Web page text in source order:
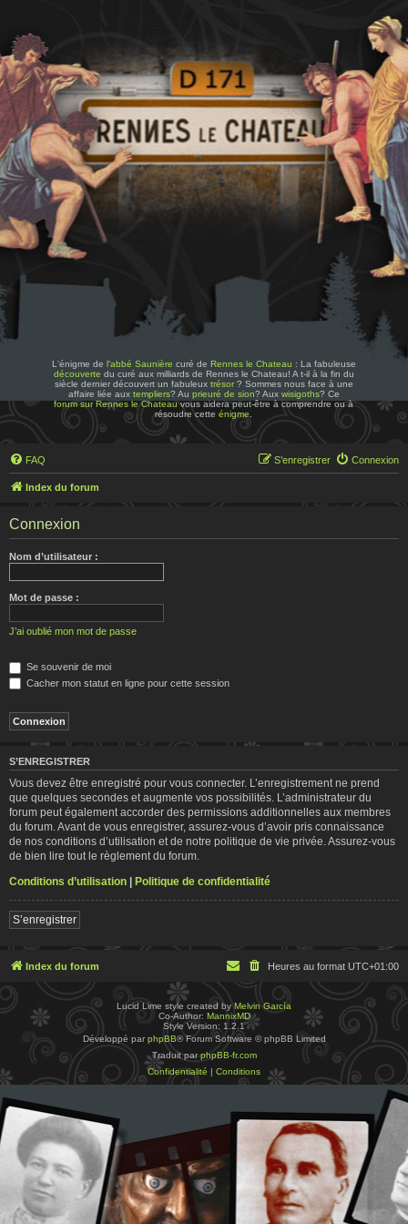
L'énigme de l'abbé Saunière curé de Rennes le Chateau : La fabuleuse
découverte du curé aux milliards de Rennes le Chateau! A t-il à la fin du
siècle dernier découvert un fabuleux trésor? Sommes nous face à une
affaire liée aux templiers? Au prieuré de sion? Aux wisigoths? Ce
forum sur Rennes le Chateauvous aidera peut-être à comprendre ou à
résoudre cetteénigme
FAQ Connexion
S’enregistrer
Index du forum
Connexion
Nom d’utilisateur :
Mot de passe :
J’ai oublié mon mot de passe
Se souvenir de moi
Cacher mon statut en ligne pour cette session
S’ENREGISTRER
Vous devez être enregistré pour vous connecter. L’enregistrement ne prend
que quelques secondes et augmente vos possibilités. L’administrateur du
forum peut également accorder des permissions additionnelles aux membres
du forum. Avant de vous enregistrer, assurez-vous d’avoir pris connaissance
de nos conditions d’utilisation et de notre politique de vie privée. Assurez-vous
de bien lire tout le règlement du forum.
Conditions d’utilisation | Politique de confidentialité
S’enregistrer
Index du forum Heures au format UTC+01:00
Lucid Lime style created byMelvin García
Co-Author: MannixMD
Style Version: 1.2.1
Développé par phpBB® Forum Software © phpBB Limited
Traduit parphpBB-fr.com
Confidentialité | Conditions